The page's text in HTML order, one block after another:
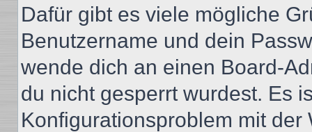
Dafür gibt es viele mögliche
Benutzername und dein
wende dich an einen Board-
du nicht gesperrt wurdest. Es
Konfigurationsproblem mit